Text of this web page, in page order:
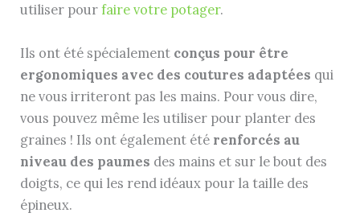
utiliser pourfaire votre potager.
Ils ont été spécialement conçus pour être
ergonomiques avec des coutures adaptées qui
ne vous irriteront pas les mains. Pour vous dire,
vous pouvez même les utiliser pour planter des
graines ! Ils ont également été renforcés au
niveau des paumes des mains et sur le bout des
doigts, ce qui les rend idéaux pour la taille des
épineux.